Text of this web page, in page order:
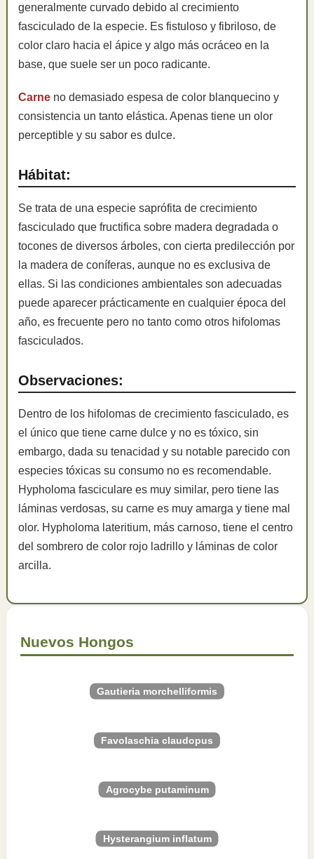
generalmente curvado debido al crecimiento
fasciculado de la especie. Es fistuloso y fibriloso, de
color claro hacia el ápice y algo más ocráceo en la
base, que suele ser un poco radicante.
Carne no demasiado espesa de color blanquecino y
consistencia un tanto elástica. Apenas tiene un olor
perceptible y su sabor es dulce.
Hábitat:
Se trata de una especie saprófita de crecimiento
fasciculado que fructifica sobre madera degradada o
tocones de diversos árboles, con cierta predilección por
la madera de coníferas, aunque no es exclusiva de
ellas. Si las condiciones ambientales son adecuadas
puede aparecer prácticamente en cualquier época del
año, es frecuente pero no tanto como otros hifolomas
fasciculados.
Observaciones:
Dentro de los hifolomas de crecimiento fasciculado, es
el único que tiene carne dulce y no es tóxico, sin
embargo, dada su tenacidad y su notable parecido con
especies tóxicas su consumo no es recomendable.
Hypholoma fasciculare es muy similar, pero tiene las
láminas verdosas, su carne es muy amarga y tiene mal
olor. Hypholoma lateritium, más carnoso, tiene el centro
del sombrero de color rojo ladrillo y láminas de color
arcilla.
Nuevos Hongos
Gautieria morchelliformis
Favolaschia claudopus
Agrocybe putaminum
Hysterangium inflatum